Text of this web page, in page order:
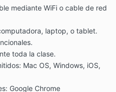
mediante WiFi o cable de red
laptop, o tablet.
toda la clase.
Mac OS, Windows, iOS,
Google Chrome